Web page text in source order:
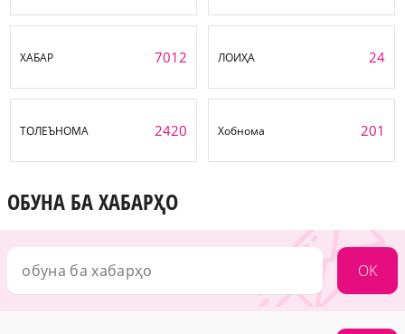
ХАБАР 7012 ЛОИҲА 24
ТОЛЕЪНОМА 2420 Хобнома 201
ОБУНА БА ХАБАРҲО
OK